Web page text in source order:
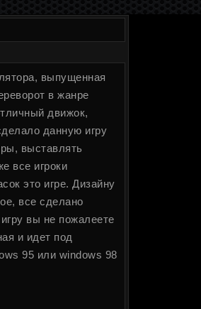
выпущенная
в жанре
движок,
данную игру
выставлять
все игроки
это игре. Дизайну
все сделано
вы не пожалеете
и идет под
95 или windows 98